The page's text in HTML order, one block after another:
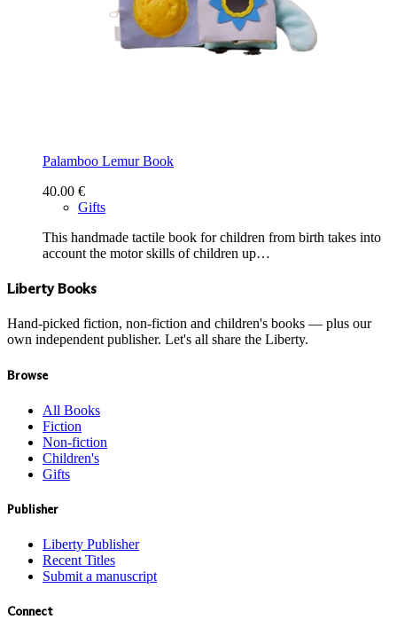
Palamboo Lemur Book
40.00 €
Gifts
This handmade tactile book for children from birth takes into
account the motor skills of children up…
Liberty Books
Hand-picked fiction, non-fiction and children's books — plus our
own independent publisher. Let's all share the Liberty.
Browse
All Books
Fiction
Non-fiction
Children's
Gifts
Publisher
Liberty Publisher
Recent Titles
Submit a manuscript
Connect